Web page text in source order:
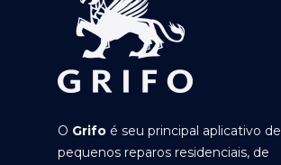
O Grifo é seu principal aplicativo de
pequenos reparos residenciais, de